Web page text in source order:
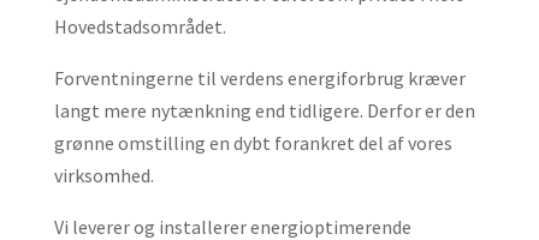
Hovedstadsområdet.
Forventningerne til verdens energiforbrug kræver
langt mere nytænkning end tidligere. Derfor er den
grønne omstilling en dybt forankret del af vores
virksomhed.
Vi leverer og installerer energioptimerende